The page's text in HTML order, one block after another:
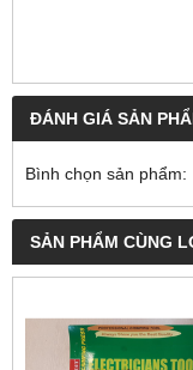
ĐÁNH GIÁ SẢN
Bình chọn sản phẩm:
SẢN PHẨM CÙNG